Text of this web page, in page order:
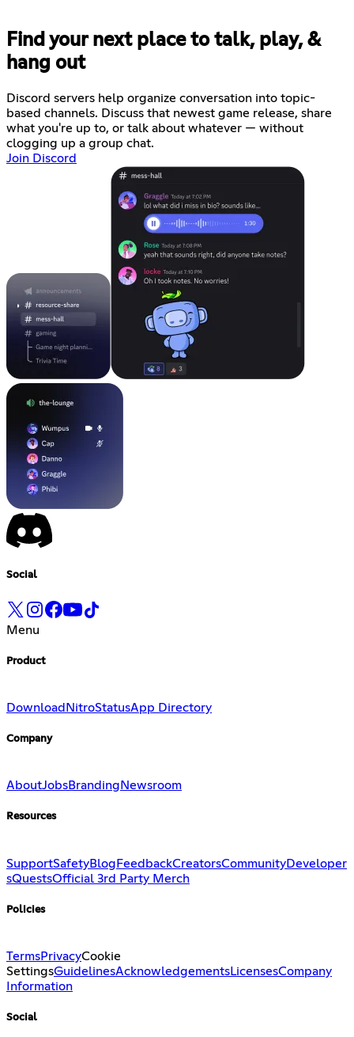
Find your next place to talk, play, &
hang out
Discord servers help organize conversation into topic-
based channels. Discuss that newest game release, share
what you're up to, or talk about whatever — without
clogging up a group chat.
Join Discord
Social
Menu
Product
Download NitroStatusApp Directory
Company
AboutJobsBranding Newsroom
Resources
SupportSafetyBlog FeedbackCreatorsCommunityDeveloper
sQuestsOfficial 3rd Party Merch
Policies
TermsPrivacyCookie
SettingsGuidelinesAcknowledgementsLicensesCompany
Information
Social